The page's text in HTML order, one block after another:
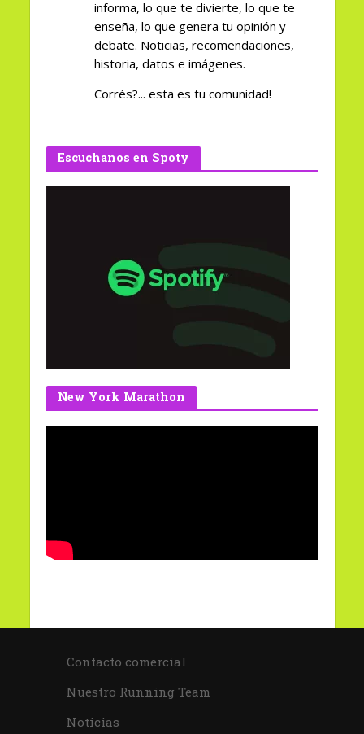
informa, lo que te divierte, lo que te
enseña, lo que genera tu opinión y
debate. Noticias, recomendaciones,
historia, datos e imágenes.
Corrés?... esta es tu comunidad!
Escuchanos en Spoty
New York Marathon
Contacto comercial
Nuestro Running Team
Noticias